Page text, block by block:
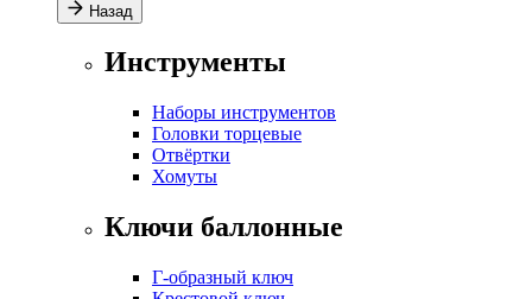
Назад
Инструменты
Наборы инструментов
Головки торцевые
Отвёртки
Хомуты
Ключи баллонные
Г-образный ключ